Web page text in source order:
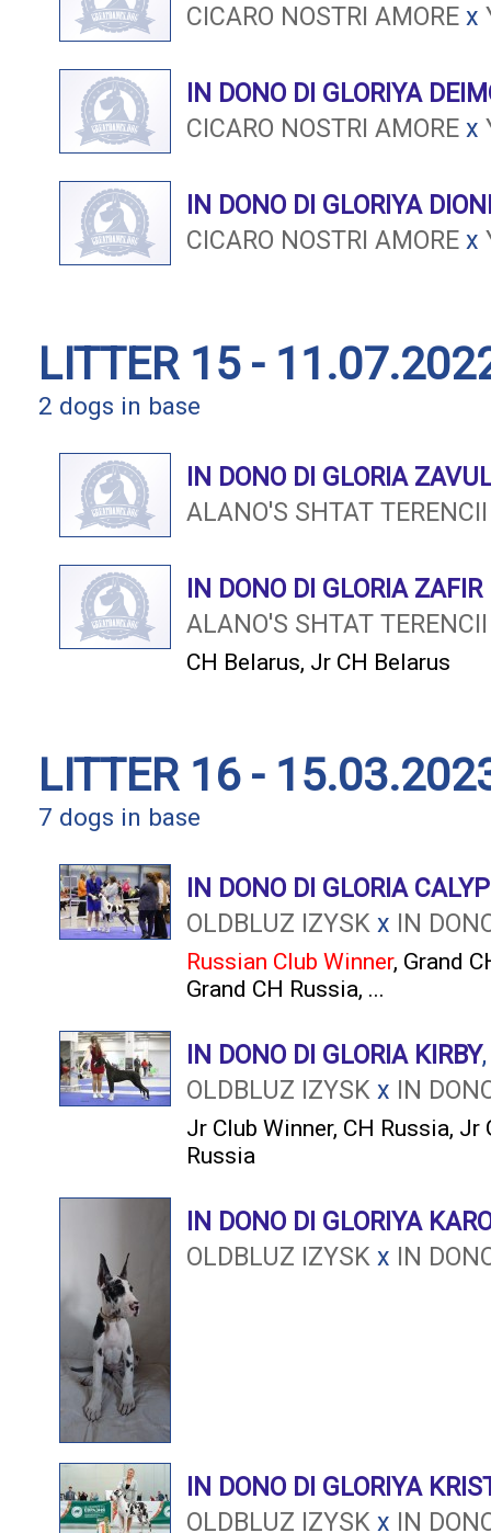
CICARO NOSTRI AMORE x
IN DONO DI GLORIYA
CICARO NOSTRI AMORE x
IN DONO DI GLORIYA
CICARO NOSTRI AMORE x
LITTER 15 -
2 dogs in base
IN DONO DI GLORIA
ALANO'S SHTAT
IN DONO DI GLORIA ZAFIR
ALANO'S SHTAT
CH Belarus, Jr CH Belarus
LITTER 16 -
7 dogs in base
IN DONO DI GLORIA
OLDBLUZ IZYSK x IN
Russian Club Winner, Grand
Grand CH Russia, ...
IN DONO DI GLORIA KIRBY
OLDBLUZ IZYSK x IN
Jr Club Winner, CH Russia, Jr
Russia
IN DONO DI GLORIYA
OLDBLUZ IZYSK x IN
IN DONO DI GLORIYA
OLDBLUZ IZYSK x IN